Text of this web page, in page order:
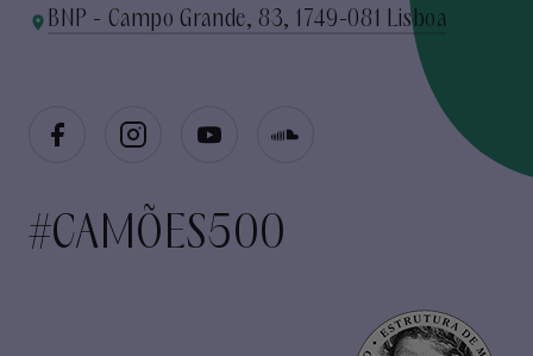
BNP - Campo Grande, 83, 1749-081 Lisboa
#CAMÕES500